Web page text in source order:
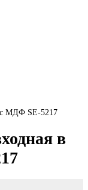
с МДФ SE-5217
в